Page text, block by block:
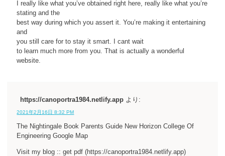
I really like what you’ve obtained right here, really like what you’re
stating and the
best way during which you assert it. You’re making it entertaining
and
you still care for to stay it smart. I cant wait
to learn much more from you. That is actually a wonderful
website.
https://canoportra1984.netlify.app より:
2021年2月16日 8:32 PM
The Nightingale Book Parents Guide New Horizon College Of
Engineering Google Map
Visit my blog :: get pdf (https://canoportra1984.netlify.app)